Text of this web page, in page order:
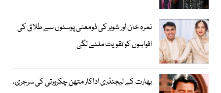
نمرہ خان اور شوہر کی ذومعنی پوسٹوں سے طلاق کی
افواہوں کو تقویت ملنے لگی
بھارت کے لیجنڈری اداکار متھن چکرورتی کی سرجری،